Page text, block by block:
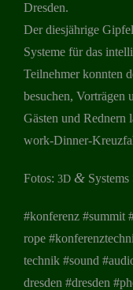
Dresden.
Der dies­jäh­rige
Sys­teme für das
Teil­neh­mer konn­ten
besu­chen, Vor­trä­gen
Gäs­ten und Red­nern
work-Din­ner-
Fotos: 3D &Sys­tems
#kon­fe­renz #sum­mit
rope
tech­nik #sound
dres­den #dres­den